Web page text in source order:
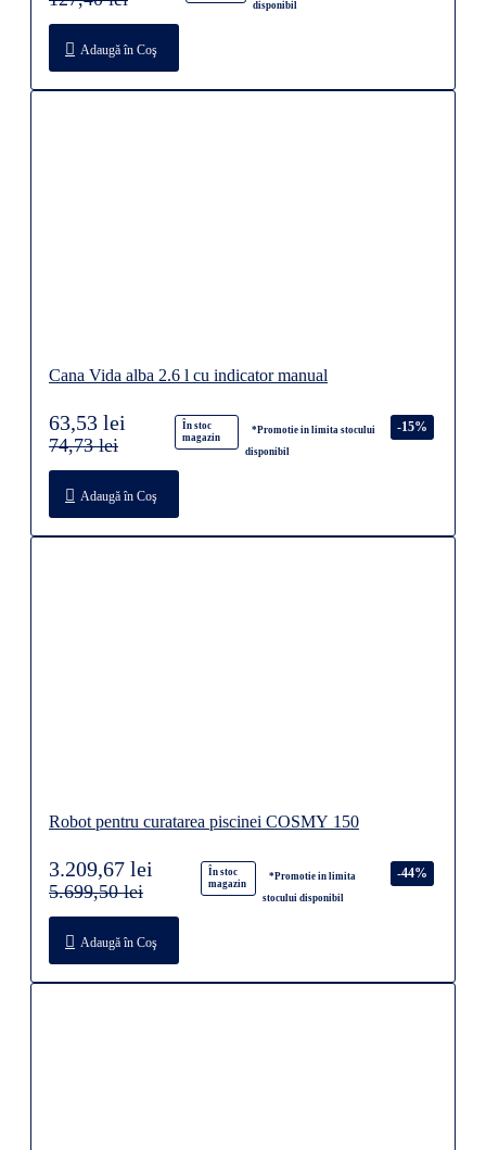
disponibil
Adaugă în Coş
Cana Vida alba 2.6 l cu indicator manual
În stoc
magazin
*Promotie in limita stocului
disponibil
-15%
63,53 lei
74,73 lei
Adaugă în Coş
Robot pentru curatarea piscinei COSMY 150
În stoc
magazin
*Promotie in limita
stocului disponibil
-44%
3.209,67 lei
5.699,50 lei
Adaugă în Coş